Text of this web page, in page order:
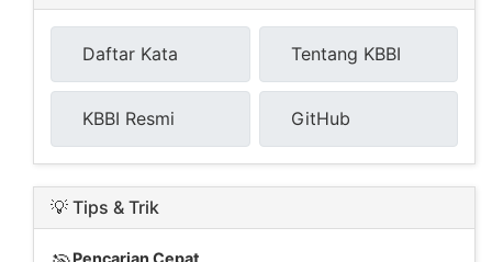
Daftar Kata Tentang KBBI
KBBI Resmi GitHub
💡 Tips & Trik
Pencarian Cepat